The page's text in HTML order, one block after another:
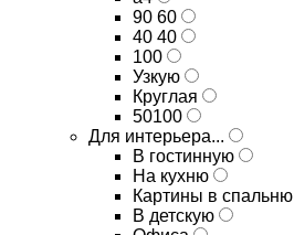
90 60
40 40
100
Узкую
Круглая
50100
Для интерьера...
В гостинную
На кухню
Картины в спальню
В детскую